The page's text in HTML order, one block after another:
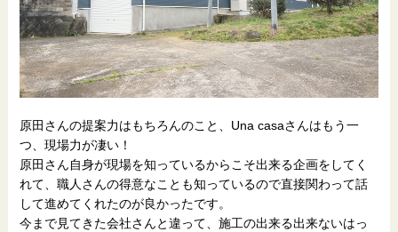
原田さんの提案力はもちろんのこと、Una casaさんはもう一
つ、現場力が凄い！
原田さん自身が現場を知っているからこそ出来る企画をしてく
れて、職人さんの得意なことも知っているので直接関わって話
して進めてくれたのが良かったです。
今まで見てきた会社さんと違って、施工の出来る出来ないはっ